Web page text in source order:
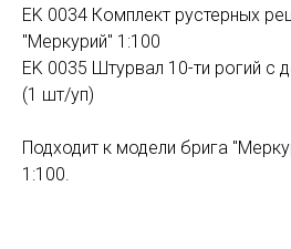
EK 0034 Комплект рустерных
"Меркурий" 1:100
EK 0035 Штурвал 10-ти рогий с
(1 шт/уп)
Подходит к модели брига
1:100.